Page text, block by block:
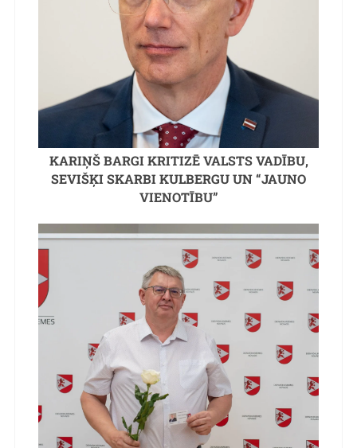
KARIŅŠ BARGI KRITIZĒ VALSTS VADĪBU,
SEVIŠĶI SKARBI KULBERGU UN “JAUNO
VIENOTĪBU”